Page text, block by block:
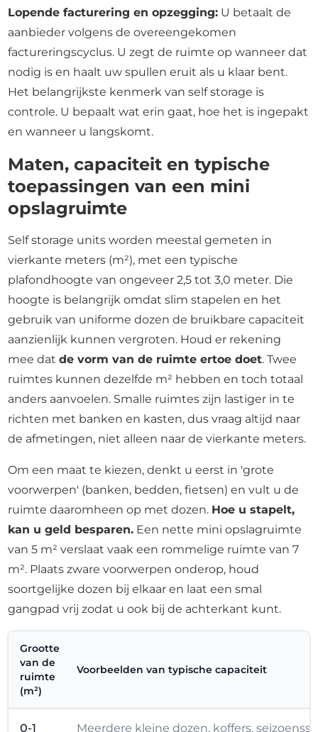
Lopende facturering en opzegging: U betaalt de
aanbieder volgens de overeengekomen
factureringscyclus. U zegt de ruimte op wanneer dat
nodig is en haalt uw spullen eruit als u klaar bent.
Het belangrijkste kenmerk van self storage is
controle. U bepaalt wat erin gaat, hoe het is ingepakt
en wanneer u langskomt.
Maten, capaciteit en typische
toepassingen van een mini
opslagruimte
Self storage units worden meestal gemeten in
vierkante meters (m²), met een typische
plafondhoogte van ongeveer 2,5 tot 3,0 meter. Die
hoogte is belangrijk omdat slim stapelen en het
gebruik van uniforme dozen de bruikbare capaciteit
aanzienlijk kunnen vergroten. Houd er rekening
mee datde vorm van de ruimte ertoe doet. Twee
ruimtes kunnen dezelfde m² hebben en toch totaal
anders aanvoelen. Smalle ruimtes zijn lastiger in te
richten met banken en kasten, dus vraag altijd naar
de afmetingen, niet alleen naar de vierkante meters.
Om een maat te kiezen, denkt u eerst in 'grote
voorwerpen' (banken, bedden, fietsen) en vult u de
ruimte daaromheen op met dozen. Hoe u stapelt,
kan u geld besparen. Een nette mini opslagruimte
van 5 m² verslaat vaak een rommelige ruimte van 7
m². Plaats zware voorwerpen onderop, houd
soortgelijke dozen bij elkaar en laat een smal
gangpad vrij zodat u ook bij de achterkant kunt.
Grootte
van de
ruimte
(m²)
Voorbeelden van typische capaciteit
0-1 Meerdere kleine dozen, koffers,